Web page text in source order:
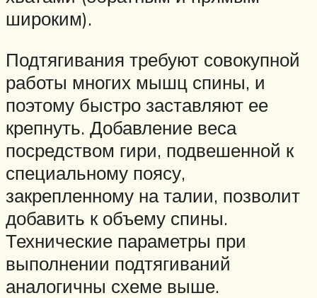
широким).
Подтягивания требуют совокупной
работы многих мышц спины, и
поэтому быстро заставляют ее
крепнуть. Добавление веса
посредством гири, подвешенной к
специальному поясу,
закрепленному на талии, позволит
добавить к объему спины.
Технические параметры при
выполнении подтягиваний
аналогичны схеме выше.